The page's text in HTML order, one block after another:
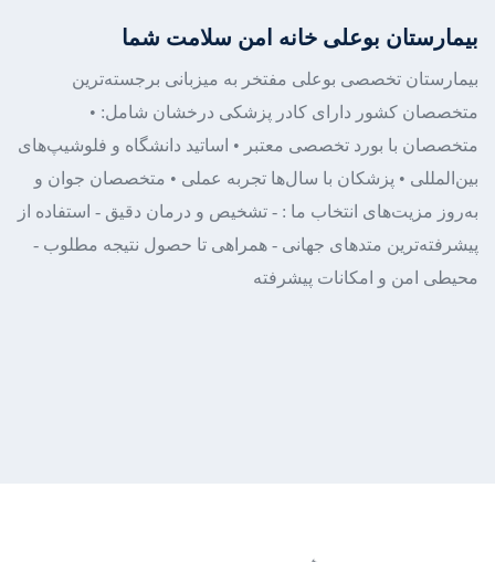
بیمارستان بوعلی خانه امن سلامت شما
بیمارستان تخصصی بوعلی مفتخر به میزبانی برجسته‌ترین
متخصصان کشور دارای کادر پزشکی درخشان شامل: •
متخصصان با بورد تخصصی معتبر • اساتید دانشگاه و فلوشیپ‌های
بین‌المللی • پزشکان با سال‌ها تجربه عملی • متخصصان جوان و
به‌روز مزیت‌های انتخاب ما : - تشخیص و درمان دقیق - استفاده از
پیشرفته‌ترین متدهای جهانی - همراهی تا حصول نتیجه مطلوب -
محیطی امن و امکانات پیشرفته